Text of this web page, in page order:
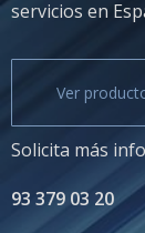
servicios en
Ver
Solicita más
93 379 03 20